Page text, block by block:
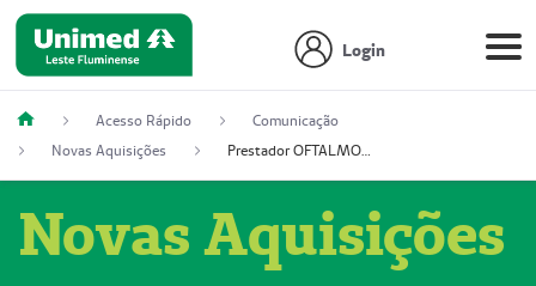
Login
Acesso Rápido
Comunicação
Novas Aquisições
Prestador OFTALMOCLÍNICA SÃO GONÇALO (55004164-2)
Novas Aquisições